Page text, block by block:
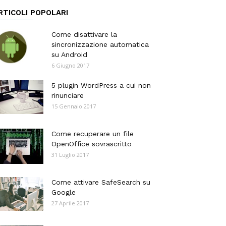
POPOLARI
Come disattivare la
sincronizzazione automatica
su Android
6 Giugno 2017
5 plugin WordPress a cui non
rinunciare
15 Gennaio 2017
Come recuperare un file
OpenOffice sovrascritto
31 Luglio 2017
Come attivare SafeSearch su
Google
27 Aprile 2017